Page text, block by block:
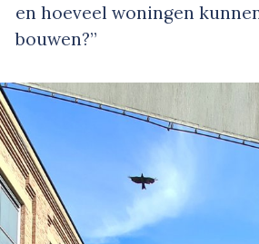
en hoeveel woningen
bouwen?”